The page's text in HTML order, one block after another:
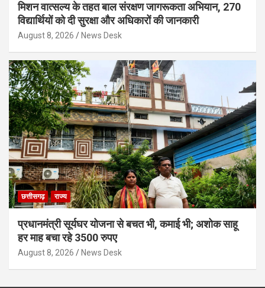
मिशन वात्सल्य के तहत बाल संरक्षण जागरूकता अभियान, 270
विद्यार्थियों को दी सुरक्षा और अधिकारों की जानकारी
August 8, 2026 News Desk
छत्तीसगढ़ राज्य
प्रधानमंत्री सूर्यघर योजना से बचत भी, कमाई भी; अशोक साहू
हर माह बचा रहे 3500 रुपए
August 8, 2026 News Desk